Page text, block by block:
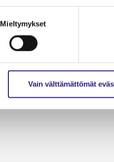
Mieltymykset
Vain välttämättömät